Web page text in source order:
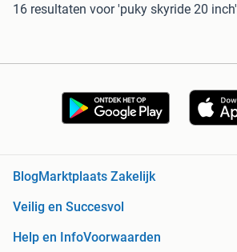
16 resultaten voor 'puky skyride 20 inch'
BlogMarktplaats Zakelijk
Veilig en Succesvol
Help en InfoVoorwaarden